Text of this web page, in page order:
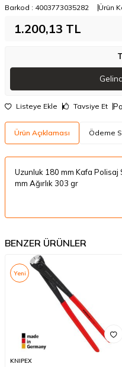
Barkod : 4003773035282 Ürün
1.200,13 TL
Listeye Ekle Tavsiye Et
Ürün Açıklaması Ödeme
Uzunluk 180 mm Kafa
mm Ağırlık 303 gr
BENZER ÜRÜNLER
Yeni
KNIPEX